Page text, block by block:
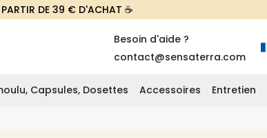
DE 39 € D'ACHAT ☕
Besoin d'aide ?
contact@sensaterra.com
Capsules, Dosettes Accessoires Entretien